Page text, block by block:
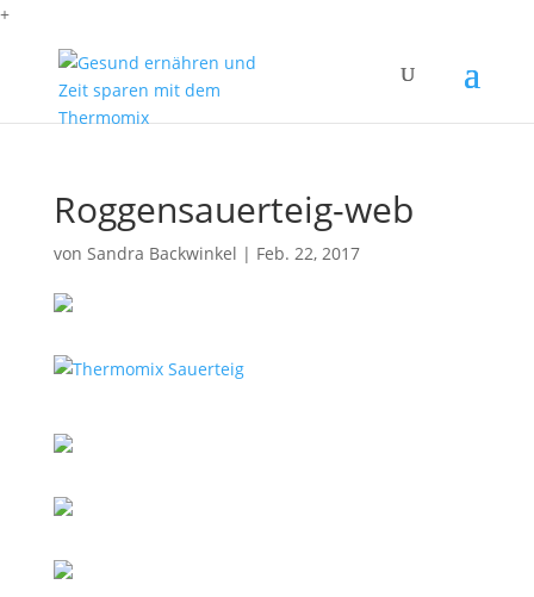
+
Roggensauerteig-web
von Sandra Backwinkel | Feb. 22, 2017